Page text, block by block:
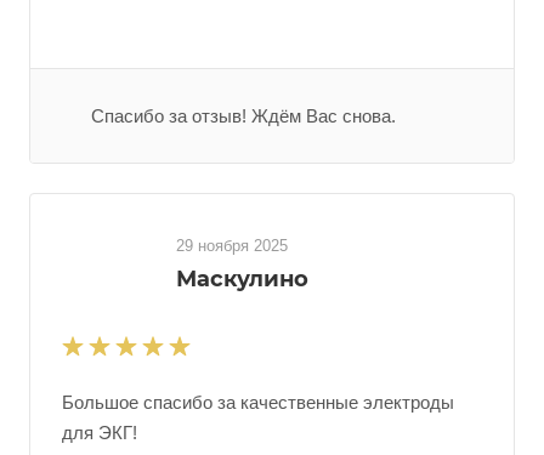
Спасибо за отзыв! Ждём Вас снова.
29 ноября 2025
Маскулино
Большое спасибо за качественные электроды
для ЭКГ!